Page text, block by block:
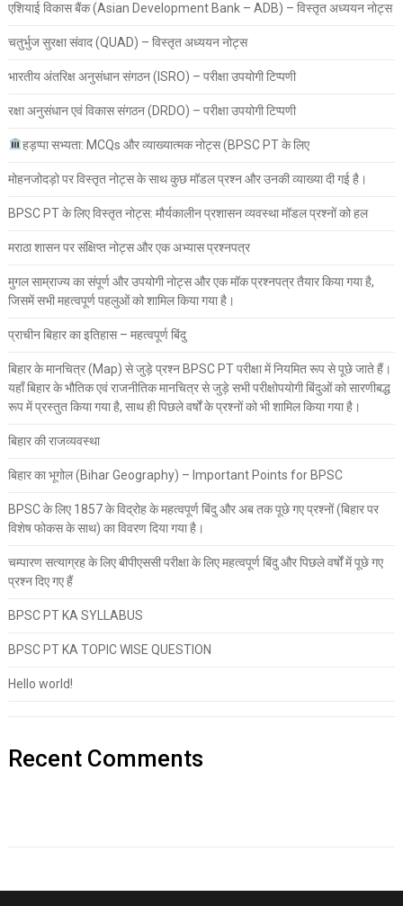
एशियाई विकास बैंक (Asian Development Bank – ADB) – विस्तृत अध्ययन नोट्स
चतुर्भुज सुरक्षा संवाद (QUAD) – विस्तृत अध्ययन नोट्स
भारतीय अंतरिक्ष अनुसंधान संगठन (ISRO) – परीक्षा उपयोगी टिप्पणी
रक्षा अनुसंधान एवं विकास संगठन (DRDO) – परीक्षा उपयोगी टिप्पणी
हड़प्पा सभ्यता: MCQs और व्याख्यात्मक नोट्स (BPSC PT के लिए
मोहनजोदड़ो पर विस्तृत नोट्स के साथ कुछ मॉडल प्रश्न और उनकी व्याख्या दी गई है।
BPSC PT के लिए विस्तृत नोट्स: मौर्यकालीन प्रशासन व्यवस्था मॉडल प्रश्नों को हल
मराठा शासन पर संक्षिप्त नोट्स और एक अभ्यास प्रश्नपत्र
मुगल साम्राज्य का संपूर्ण और उपयोगी नोट्स और एक मॉक प्रश्नपत्र तैयार किया गया है,
जिसमें सभी महत्वपूर्ण पहलुओं को शामिल किया गया है।
प्राचीन बिहार का इतिहास – महत्वपूर्ण बिंदु
बिहार के मानचित्र (Map) से जुड़े प्रश्न BPSC PT परीक्षा में नियमित रूप से पूछे जाते हैं।
यहाँ बिहार के भौतिक एवं राजनीतिक मानचित्र से जुड़े सभी परीक्षोपयोगी बिंदुओं को सारणीबद्ध
रूप में प्रस्तुत किया गया है, साथ ही पिछले वर्षों के प्रश्नों को भी शामिल किया गया है।
बिहार की राजव्यवस्था
बिहार का भूगोल (Bihar Geography) – Important Points for BPSC
BPSC के लिए 1857 के विद्रोह के महत्वपूर्ण बिंदु और अब तक पूछे गए प्रश्नों (बिहार पर
विशेष फोकस के साथ) का विवरण दिया गया है।
चम्पारण सत्याग्रह के लिए बीपीएससी परीक्षा के लिए महत्वपूर्ण बिंदु और पिछले वर्षों में पूछे गए
प्रश्न दिए गए हैं
BPSC PT KA SYLLABUS
BPSC PT KA TOPIC WISE QUESTION
Hello world!
Recent Comments